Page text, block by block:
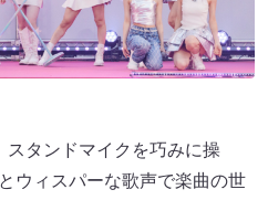
タンドマイクを巧みに操
ウィスパーな歌声で楽曲の世